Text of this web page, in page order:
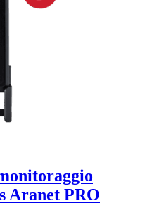
Aranet PRO